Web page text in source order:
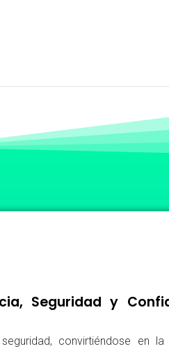
Seguridad y
convirtiéndose en